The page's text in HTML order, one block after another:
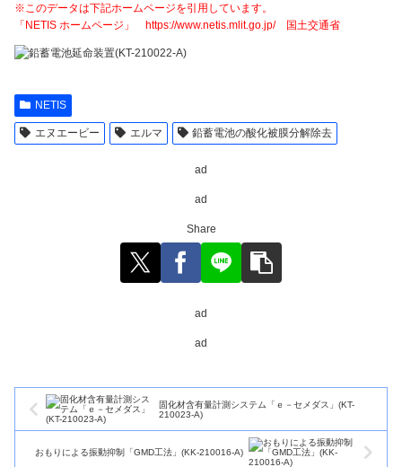
※このデータは下記ホームページを引用しています。
「NETIS ホームページ」 https://www.netis.mlit.go.jp/ 国土交通省
NETIS
エヌエービー エルマ 鉛蓄電池の酸化被膜分解除去
ad
ad
Share
ad
ad
固化材含有量計測システム「ｅ－セメダス」(KT-
210023-A)
おもりによる振動抑制「GMD工法」(KK-210016-A)